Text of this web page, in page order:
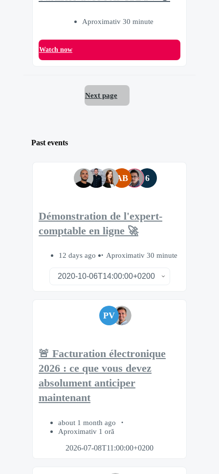
Aproximativ 30 minute
Watch now
Next page
Past events
AB 6
Démonstration de l'expert-
comptable en ligne 🚀
12 days ago Aproximativ 30 minute
PV
🚨 Facturation électronique
2026 : ce que vous devez
absolument anticiper
maintenant
about 1 month ago
Aproximativ 1 oră
2026-07-08T11:00:00+0200